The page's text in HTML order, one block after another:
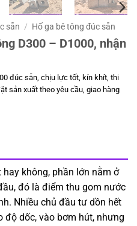
sẵn / Hố ga bê tông đúc sẵn
D300 – D1000, nhận
đúc sẵn, chịu lực tốt, kín khít, thi
sản xuất theo yêu cầu, giao hàng
không, phần lớn nằm ở
đó là điểm thu gom nước
Nhiều chủ đầu tư dồn hết
độ dốc, vào bơm hút, nhưng